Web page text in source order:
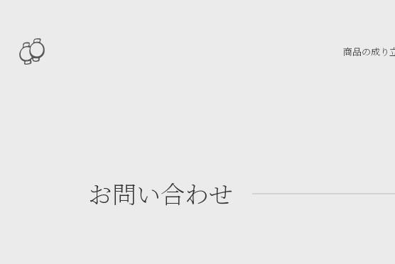
商品の成り
お問い合わせ